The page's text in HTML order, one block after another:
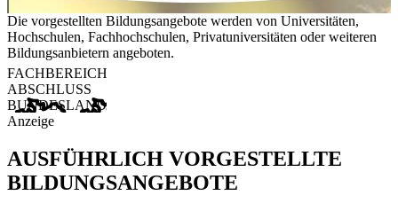
Die vorgestellten Bildungsangebote werden von Universitäten,
Hochschulen, Fachhochschulen, Privatuniversitäten oder weiteren
Bildungsanbietern angeboten.
FACHBEREICH
ABSCHLUSS
BUNDESLAND
Anzeige
AUSFÜHRLICH VORGESTELLTE
BILDUNGSANGEBOTE